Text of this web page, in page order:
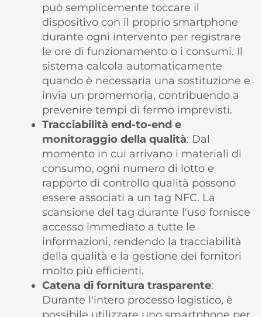
può semplicemente toccare il
dispositivo con il proprio smartphone
durante ogni intervento per registrare
le ore di funzionamento o i consumi. Il
sistema calcola automaticamente
quando è necessaria una sostituzione e
invia un promemoria, contribuendo a
prevenire tempi di fermo imprevisti.
Tracciabilità end-to-end e
monitoraggio della qualità: Dal
momento in cui arrivano i materiali di
consumo, ogni numero di lotto e
rapporto di controllo qualità possono
essere associati a un tag NFC. La
scansione del tag durante l'uso fornisce
accesso immediato a tutte le
informazioni, rendendo la tracciabilità
della qualità e la gestione dei fornitori
molto più efficienti.
Catena di fornitura trasparente:
Durante l'intero processo logistico, è